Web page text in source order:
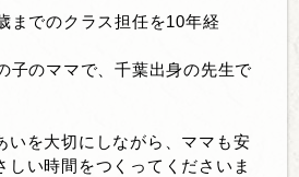
までのクラス担任を10年経
子のママで、千葉出身の先生で
いを大切にしながら、ママも安
しい時間をつくってくださいま